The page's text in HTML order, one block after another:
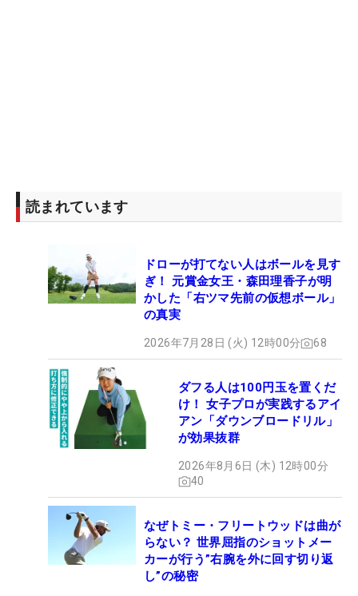
読まれています
ドローが打てない人はボールを見す
ぎ！ 元賞金女王・森田理香子が明
かした「右ツマ先前の仮想ボール」
の真実
2026年7月28日 (火) 12時00分 68
ダフる人は100円玉を置くだ
け！ 女子プロが実践するアイ
アン「ダウンブロードリル」
が効果抜群
2026年8月6日 (木) 12時00分
40
なぜトミー・フリートウッドは曲が
らない？ 世界屈指のショットメー
カーが行う”右腕を外に回す切り返
し”の秘密